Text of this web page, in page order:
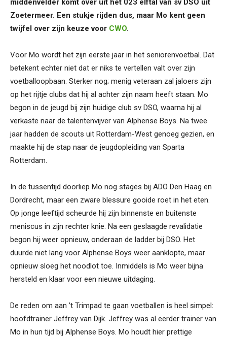
middenvelder komt over uit het 023 elftal van sv DSO uit
Zoetermeer. Een stukje rijden dus, maar Mo kent geen
twijfel over zijn keuze voor CWO.
Voor Mo wordt het zijn eerste jaar in het seniorenvoetbal. Dat
betekent echter niet dat er niks te vertellen valt over zijn
voetballoopbaan. Sterker nog; menig veteraan zal jaloers zijn
op het rijtje clubs dat hij al achter zijn naam heeft staan. Mo
begon in de jeugd bij zijn huidige club sv DSO, waarna hij al
verkaste naar de talentenvijver van Alphense Boys. Na twee
jaar hadden de scouts uit Rotterdam-West genoeg gezien, en
maakte hij de stap naar de jeugdopleiding van Sparta
Rotterdam.
In de tussentijd doorliep Mo nog stages bij ADO Den Haag en
Dordrecht, maar een zware blessure gooide roet in het eten.
Op jonge leeftijd scheurde hij zijn binnenste en buitenste
meniscus in zijn rechter knie. Na een geslaagde revalidatie
begon hij weer opnieuw, onderaan de ladder bij DSO. Het
duurde niet lang voor Alphense Boys weer aanklopte, maar
opnieuw sloeg het noodlot toe. Inmiddels is Mo weer bijna
hersteld en klaar voor een nieuwe uitdaging.
De reden om aan ’t Trimpad te gaan voetballen is heel simpel:
hoofdtrainer Jeffrey van Dijk. Jeffrey was al eerder trainer van
Mo in hun tijd bij Alphense Boys. Mo houdt hier prettige